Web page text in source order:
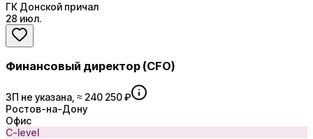
ГК Донской причал
28 июл.
Финансовый директор (CFO)
ЗП не указана, ≈ 240 250 ₽
Ростов-на-Дону
Офис
C-level